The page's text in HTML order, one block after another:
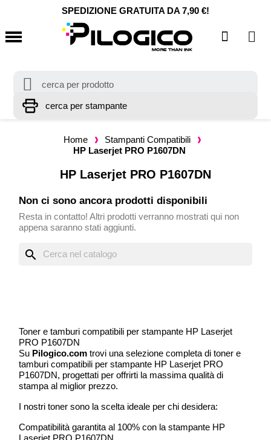
SPEDIZIONE GRATUITA DA 7,90 €!
Home
Stampanti Compatibili
HP Laserjet PRO P1607DN
HP Laserjet PRO P1607DN
Non ci sono ancora prodotti disponibili
Resta in contatto! Altri prodotti verranno mostrati qui non
appena saranno stati aggiunti.
search
Toner e tamburi compatibili per stampante HP Laserjet
PRO P1607DN
Su Pilogico.com trovi una selezione completa di toner e
tamburi compatibili per stampante HP Laserjet PRO
P1607DN, progettati per offrirti la massima qualità di
stampa al miglior prezzo.
I nostri toner sono la scelta ideale per chi desidera:
Compatibilità garantita al 100% con la stampante HP
Laserjet PRO P1607DN.